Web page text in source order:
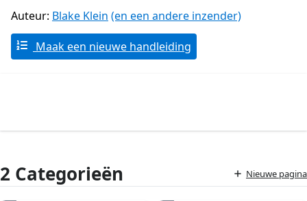
Auteur: Blake Klein (en een andere inzender)
Maak een nieuwe handleiding
2 Categorieën Nieuwe pagina